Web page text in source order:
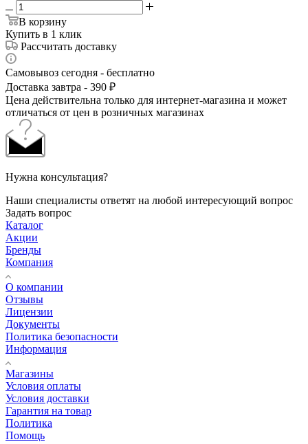
В корзину
Купить в 1 клик
Рассчитать доставку
Самовывоз сегодня - бесплатно
Доставка завтра - 390 ₽
Цена действительна только для интернет-магазина и может
отличаться от цен в розничных магазинах
Нужна консультация?
Наши специалисты ответят на любой интересующий вопрос
Задать вопрос
Каталог
Акции
Бренды
Компания
О компании
Отзывы
Лицензии
Документы
Политика безопасности
Информация
Магазины
Условия оплаты
Условия доставки
Гарантия на товар
Политика
Помощь